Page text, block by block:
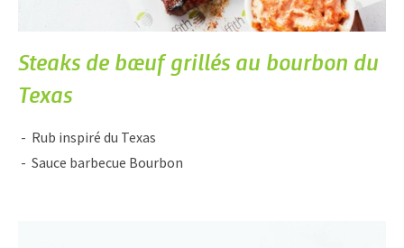
Steaks de bœuf grillés au bourbon du
Texas
Rub inspiré du Texas
Sauce barbecue Bourbon